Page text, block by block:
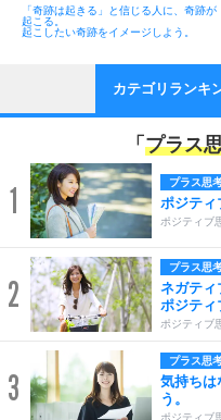
「奇跡は起きる」と信じる人に、奇跡が
起こる。
起こしたい奇跡をイメージしよう。
カテゴリランキ
「 プラス
1 プラス思
ポジティ
ポジティブ
2
プラス思
ネガティ
ポジティ
ポジティブ
3
プラス思
気持ちは
う。
ポジティブ